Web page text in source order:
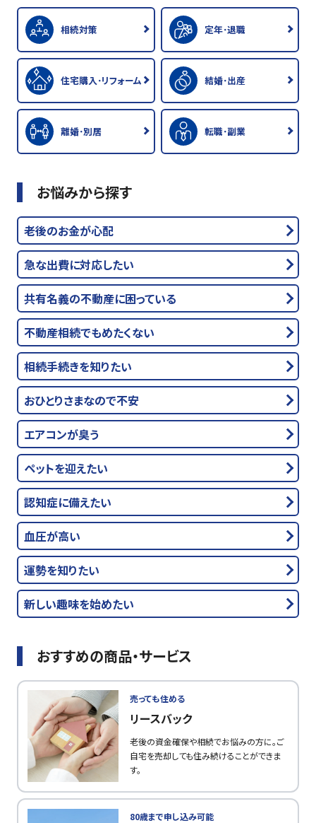
相続対策 定年･退職
住宅購入･リフォーム 結婚･出産
離婚･別居 転職･副業
お悩みから探す
老後のお金が心配
急な出費に対応したい
共有名義の不動産に困っている
不動産相続でもめたくない
相続手続きを知りたい
おひとりさまなので不安
エアコンが臭う
ペットを迎えたい
認知症に備えたい
血圧が高い
運勢を知りたい
新しい趣味を始めたい
おすすめの商品・サービス
売っても住める
リースバック
老後の資金確保や相続でお悩みの方に。ご
自宅を売却しても住み続けることができま
す。
80歳まで申し込み可能